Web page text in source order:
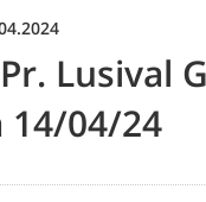
Lusival
14/04/24